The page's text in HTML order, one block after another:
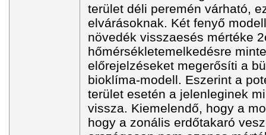
terület déli peremén várható,
elvárásoknak. Két fenyő
növedék visszaesés mértéke
hőmérsékletemelkedésre
előrejelzéseket megerősíti a
bioklíma-modell. Eszerint a
terület esetén a jelenleginek
vissza. Kiemelendő, hogy a
hogy a zonális erdőtakaró